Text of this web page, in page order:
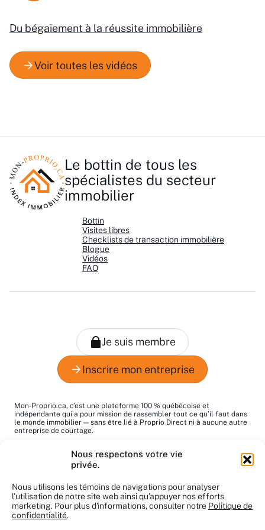
Nous respectons votre vie
privée.
Nous utilisons les témoins de navigations pour analyser
l'utilisation de notre site web ainsi qu'appuyer nos efforts
marketing. Pour plus d'informations, consulter notre Politique de
confidentialité.
Du bégaiement à la réussite immobilière
Le bottin de tous les
spécialistes du secteur
immobilier
Bottin
Visites libres
Checklists de transaction immobilière
Blogue
Vidéos
FAQ
Mon-Proprio.ca, c’est une plateforme 100 % québécoise et
indépendante qui a pour mission de rassembler tout ce qu’il faut dans
le monde immobilier — sans être lié à Proprio Direct ni à aucune autre
entreprise de courtage.
but : vous aider à trouver les bons pros au bon moment!
notre autorisation. Merci de respecter notre travail.